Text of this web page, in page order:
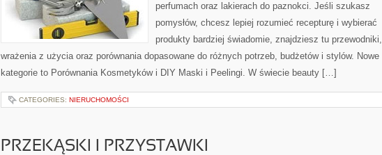
perfumach oraz lakierach do paznokci. Jeśli szukasz
pomysłów, chcesz lepiej rozumieć recepturę i wybierać
produkty bardziej świadomie, znajdziesz tu przewodniki,
wrażenia z użycia oraz porównania dopasowane do różnych potrzeb, budżetów i stylów. Nowe
kategorie to Porównania Kosmetyków i DIY Maski i Peelingi. W świecie beauty […]
CATEGORIES: NIERUCHOMOŚCI
PRZEKĄSKI I PRZYSTAWKI